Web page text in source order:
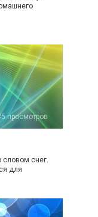
просмотров
словом снег.
для